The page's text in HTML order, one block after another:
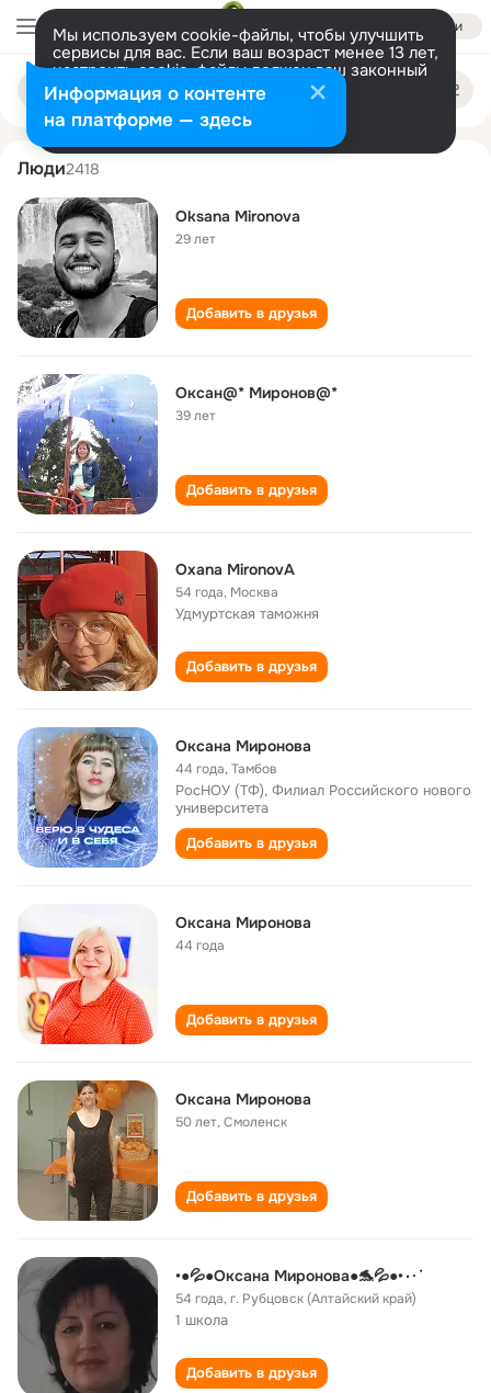
Войти
Мы используем cookie-файлы, чтобы улучшить
сервисы для вас. Если ваш возраст менее 13 лет,
настроить cookie-файлы должен ваш законный
представитель. Больше информации
Разрешить все Настроить
Поиск
людям
oksana mironova
Люди2418
Oksana Mironova
29 лет
Добавить в друзья
Оксан@* Миронов@*
39 лет
Добавить в друзья
Oxana MironovA
54 года, Москва
Удмуртская таможня
Добавить в друзья
Оксана Миронова
44 года,Тамбов
РосНОУ (ТФ), Филиал Российского нового
университета
Добавить в друзья
Оксана Миронова
44 года
Добавить в друзья
Оксана Миронова
50 лет,Смоленск
Добавить в друзья
•●💦●Оксана Миронова●🐬💦●•٠·˙
54 года,г. Рубцовск (Алтайский край)
1 школа
Добавить в друзья
Информация о контенте
на платформе — здесь